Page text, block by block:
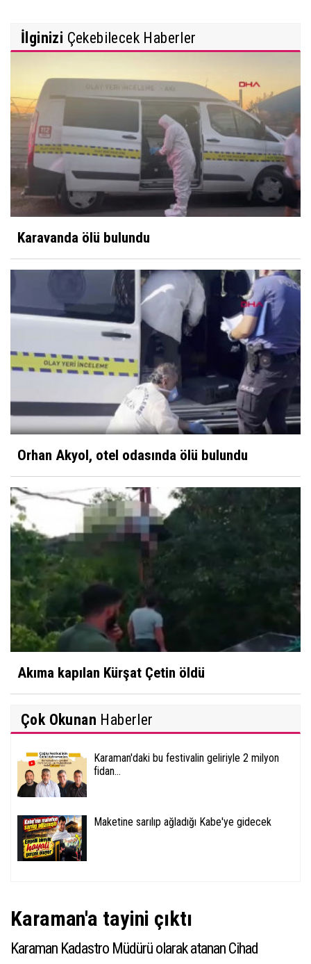
İlginizi Çekebilecek Haberler
Karavanda ölü bulundu
Orhan Akyol, otel odasında ölü bulundu
Akıma kapılan Kürşat Çetin öldü
Çok Okunan Haberler
Karaman'daki bu festivalin geliriyle 2 milyon
fidan...
Maketine sarılıp ağladığı Kabe'ye gidecek
Karaman'a tayini çıktı
Karaman Kadastro Müdürü olarak atanan Cihad